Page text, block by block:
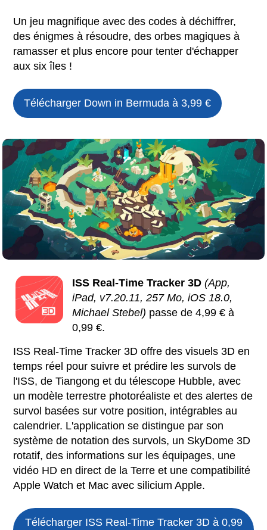
Un jeu magnifique avec des codes à déchiffrer,
des énigmes à résoudre, des orbes magiques à
ramasser et plus encore pour tenter d'échapper
aux six îles !
Télécharger Down in Bermuda à 3,99 €
ISS Real-Time Tracker 3D (App,
iPad, v7.20.11, 257 Mo, iOS 18.0,
Michael Stebel) passe de 4,99 € à
0,99 €.
ISS Real-Time Tracker 3D offre des visuels 3D en
temps réel pour suivre et prédire les survols de
l'ISS, de Tiangong et du télescope Hubble, avec
un modèle terrestre photoréaliste et des alertes de
survol basées sur votre position, intégrables au
calendrier. L'application se distingue par son
système de notation des survols, un SkyDome 3D
rotatif, des informations sur les équipages, une
vidéo HD en direct de la Terre et une compatibilité
Apple Watch et Mac avec silicium Apple.
Télécharger ISS Real-Time Tracker 3Dà 0,99